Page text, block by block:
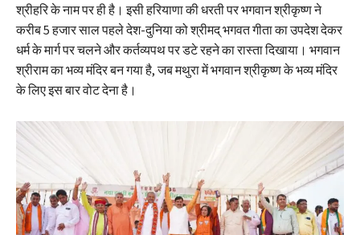
श्रीहरि के नाम पर ही है। इसी हरियाणा की धरती पर भगवान श्रीकृष्ण ने
करीब 5 हजार साल पहले देश-दुनिया को श्रीमद् भगवत गीता का उपदेश देकर
धर्म के मार्ग पर चलने और कर्तव्यपथ पर डटे रहने का रास्ता दिखाया। भगवान
श्रीराम का भव्य मंदिर बन गया है, जब मथुरा में भगवान श्रीकृष्ण के भव्य मंदिर
के लिए इस बार वोट देना है।